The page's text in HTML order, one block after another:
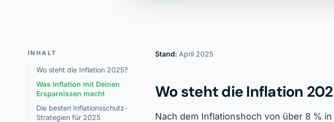
INHALT
Wo steht die Inflation 2025?
Was Inflation mit Deinen
Ersparnissen macht
Die besten Inflationsschutz-
Strategien für 2025
Stand: April 2025
Wo steht die Inflation
Nach dem Inflationshoch von über 8 %